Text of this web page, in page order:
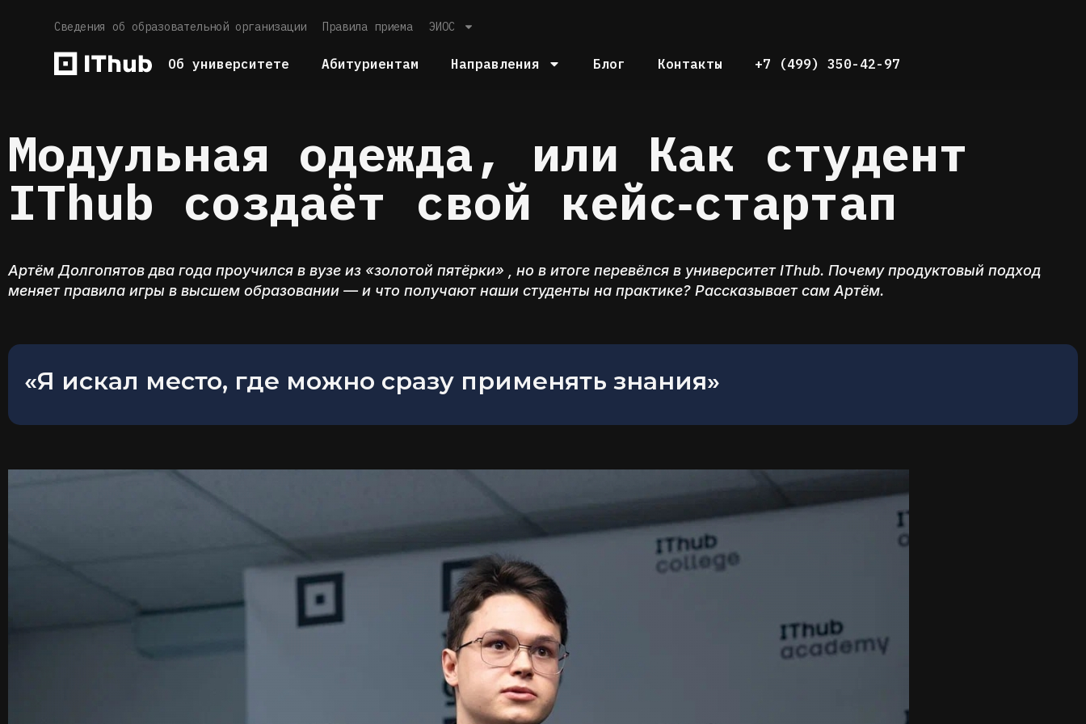
Сведения об образовательной организации Правила приема ЭИОС
Об университете Абитуриентам Направления Блог Контакты +7 (499) 350-42-97
Модульная одежда, или Как студент
IThub создаёт свой кейс‑стартап
Артём Долгопятов два года проучился в вузе из «золотой пятёрки» , но в итоге перевёлся в университет IThub. Почему продуктовый подход
меняет правила игры в высшем образовании — и что получают наши студенты на практике? Рассказывает сам Артём.
«Я искал место, где можно сразу применять знания»